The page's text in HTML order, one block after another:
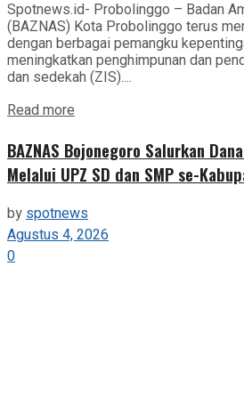
Spotnews.id- Probolinggo – Badan
(BAZNAS) Kota Probolinggo terus
dengan berbagai pemangku
meningkatkan penghimpunan dan
dan sedekah (ZIS)....
Read more
BAZNAS Bojonegoro Salurkan
Melalui UPZ SD dan SMP se-
by spotnews
Agustus 4, 2026
0